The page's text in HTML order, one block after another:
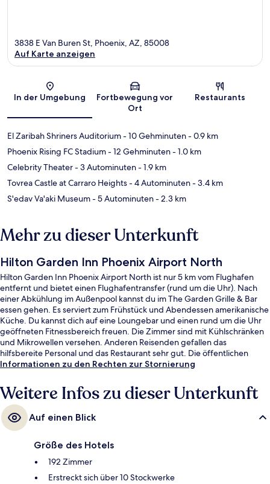
Karte
3838 E Van Buren St, Phoenix, AZ, 85008
Auf Karte anzeigen
In der Umgebung
Fortbewegung vor
Ort
Restaurants
El Zaribah Shriners Auditorium- 10 Gehminuten- 0.9 km
Phoenix Rising FC Stadium- 12 Gehminuten- 1.0 km
Celebrity Theater- 3 Autominuten- 1.9 km
Tovrea Castle at Carraro Heights- 4 Autominuten- 3.4 km
S'edav Va'aki Museum- 5 Autominuten- 2.3 km
Mehr zu dieser Unterkunft
Hilton Garden Inn Phoenix Airport North
Hilton Garden Inn Phoenix Airport North ist nur 5 km vom Flughafen
entfernt und bietet einen Flughafentransfer (rund um die Uhr). Nach
einer Abkühlung im Außenpool kannst du im The Garden Grille & Bar
essen gehen. Es serviert zum Frühstück und Abendessen amerikanische
Küche. Du kannst dich auf eine Loungebar und einen rund um die Uhr
geöffneten Fitnessbereich freuen. Die Zimmer sind mit Kühlschränken
und Mikrowellen versehen. Anderen Reisenden gefallen das
hilfsbereite Personal und das Restaurant sehr gut. Die öffentlichen
Verkehrsmittel sind nur einen kurzen Fußmarsch entfernt: Zur Station
- Washington 13 Minuten.
Informationen zu den Rechten zur Stornierung
Weitere Infos zu dieser Unterkunft
Auf einen Blick
Größe des Hotels
192 Zimmer
Erstreckt sich über 10 Stockwerke